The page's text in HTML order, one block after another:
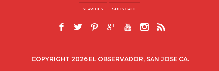
SERVICES SUBSCRIBE
COPYRIGHT 2026 EL OBSERVADOR, SAN JOSE CA.